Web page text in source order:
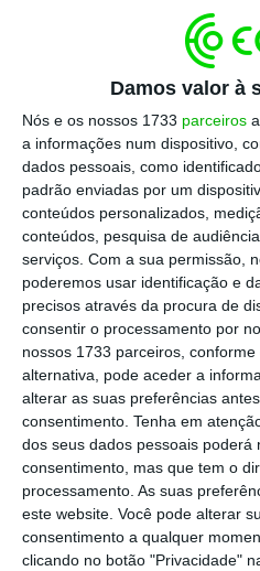
Damos valor à
Nós e os nossos 1733 parceiros
a informações num dispositivo,
dados pessoais, como
padrão enviadas por um
conteúdos personalizados,
conteúdos, pesquisa de
serviços. Com a sua permissão,
poderemos usar identificação e
precisos através da procura de
consentir o processamento por
nossos 1733 parceiros,
alternativa, pode aceder a
alterar as suas preferências
consentimento. Tenha em
dos seus dados pessoais poderá
consentimento, mas que tem o
processamento. As suas
este website. Você pode alterar
consentimento a qualquer
clicando no botão "Privacidade"
importações chinesas
Bruxelas quer aumentar
GNL
Ler Mais
A partir de Bruxelas, a
Comissão Europeia,
esperou até já ter a
em funções para
futuro presidente
sinalizado a intenção
importações de gás
como moeda de troca
.
longe, e António Costa,
futura chefe da
ficarão encarregues de